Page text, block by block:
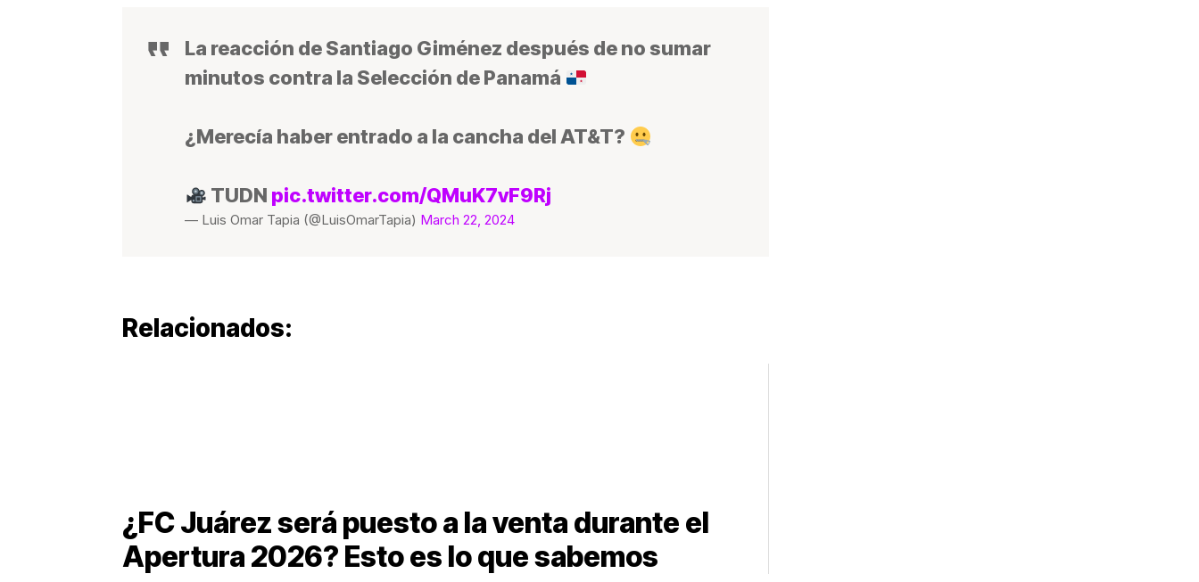
La reacción de Santiago Giménez después de no sumar
minutos contra la Selección de Panamá
¿Merecía haber entrado a la cancha del AT&T?
TUDN pic.twitter.com/QMuK7vF9Rj
— Luis Omar Tapia (@LuisOmarTapia) March 22, 2024
Relacionados:
¿FC Juárez será puesto a la venta durante el
Apertura 2026? Esto es lo que sabemos